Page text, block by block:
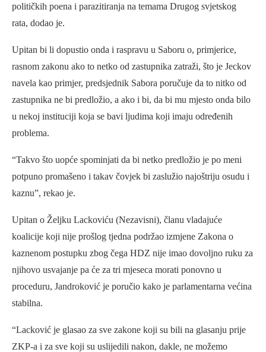
političkih poena i parazitiranja na temama Drugog svjetskog
rata, dodao je.
Upitan bi li dopustio onda i raspravu u Saboru o, primjerice,
rasnom zakonu ako to netko od zastupnika zatraži, što je Jeckov
navela kao primjer, predsjednik Sabora poručuje da to nitko od
zastupnika ne bi predložio, a ako i bi, da bi mu mjesto onda bilo
u nekoj instituciji koja se bavi ljudima koji imaju određenih
problema.
“Takvo što uopće spominjati da bi netko predložio je po meni
potpuno promašeno i takav čovjek bi zaslužio najoštriju osudu i
kaznu”, rekao je.
Upitan o Željku Lackoviću (Nezavisni), članu vladajuće
koalicije koji nije prošlog tjedna podržao izmjene Zakona o
kaznenom postupku zbog čega HDZ nije imao dovoljno ruku za
njihovo usvajanje pa će za tri mjeseca morati ponovno u
proceduru, Jandroković je poručio kako je parlamentarna većina
stabilna.
“Lacković je glasao za sve zakone koji su bili na glasanju prije
ZKP-a i za sve koji su uslijedili nakon, dakle, ne možemo